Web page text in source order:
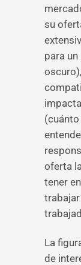
su
para
oferta
tener
La
de